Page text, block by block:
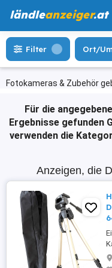
ländleanzeiger.at
Fotokameras & Zubehör
Filter Ort/
Für die
Ergebnisse gefunden
verwenden die
Anzeigen, die